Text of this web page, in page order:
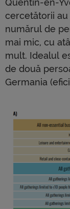
Quentin-en-
cercetătorii
numărul de
mai mic, cu
mult. Idealul
de două
Germania